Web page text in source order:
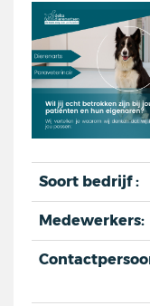
Soort bedrijf :
Medewerkers: